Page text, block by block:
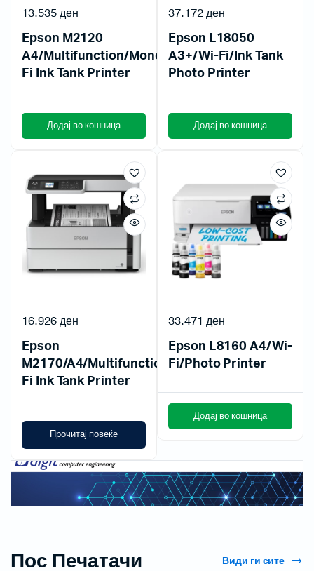
Epson M2120
A4/Multifunction/Mono/Wi-
Fi Ink Tank Printer
13.535ден
Додај во кошница
Epson L18050
A3+/Wi-Fi/Ink Tank
Photo Printer
37.172ден
Додај во кошница
Epson
M2170/A4/Multifunction/Mono/Wi-
Fi Ink Tank Printer
16.926ден
Прочитај повеќе
Epson L8160 A4/Wi-
Fi/Photo Printer
33.471 ден
Додај во кошница
Пос Печатачи Види ги сите